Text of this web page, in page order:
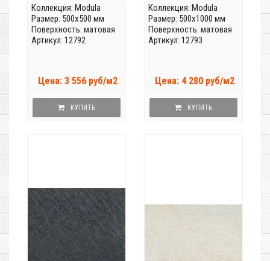
Коллекция: Modula
Размер: 500x500 мм
Поверхность: матовая
Артикул: 12792
Цена: 3 556 руб/м2
КУПИТЬ
Коллекция: Modula
Размер: 500x1000 мм
Поверхность: матовая
Артикул: 12793
Цена: 4 280 руб/м2
КУПИТЬ